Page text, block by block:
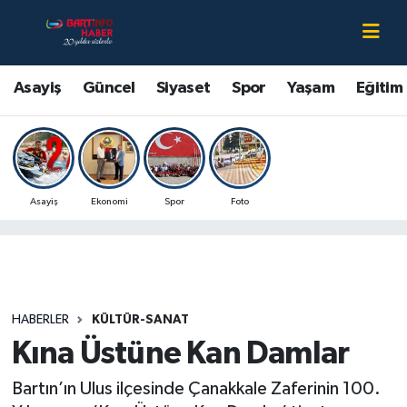
Asayiş Güncel Siyaset Spor Yaşam Eğitim
Asayiş Ekonomi Spor Foto
HABERLER KÜLTÜR-SANAT
Kına Üstüne Kan Damlar
Bartın’ın Ulus ilçesinde Çanakkale Zaferinin 100.
Asayiş
Bartın Hakkında
Çevre
Eğitim
Kültür-Sanat
Magazin
Bartın Nöbetçi Eczaneler
Bartın Hava Durumu
Bartin Namaz Vakitleri
Bartın Trafik Yoğunluk Haritası
Son Dakika Haberleri
Haber Arşivi